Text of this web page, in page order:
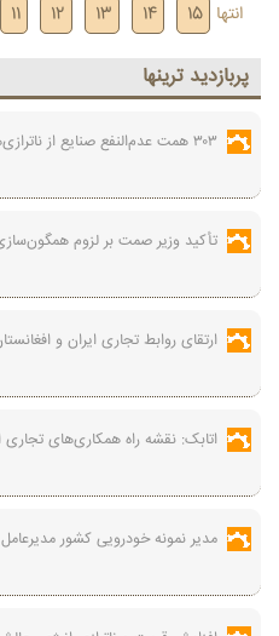
انتها 15
پربازديد ترينها
۳۰۳ همت عدم‌النفع صنایع از ناترازی‌ها
تأکید وزیر صمت بر لزوم همگون‌سازی
ارتقای روابط تجاری ایران و
اتابک: نقشه راه همکاری‌های تجاری
مدیر نمونه خودرویی کشور مدیرعامل